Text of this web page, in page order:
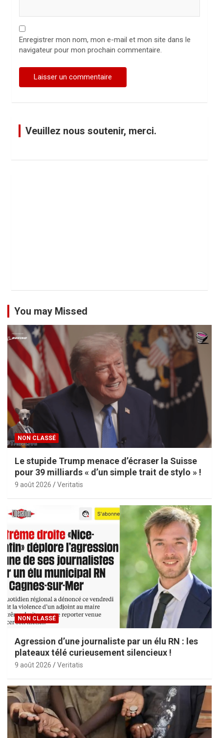
Enregistrer mon nom, mon e-mail et mon site dans le
navigateur pour mon prochain commentaire.
Veuillez nous soutenir, merci.
You may Missed
NON CLASSÉ
Le stupide Trump menace d’écraser la Suisse
pour 39 milliards « d’un simple trait de stylo » !
9 août 2026 Veritatis
NON CLASSÉ
Agression d’une journaliste par un élu RN : les
plateaux télé curieusement silencieux !
9 août 2026 Veritatis